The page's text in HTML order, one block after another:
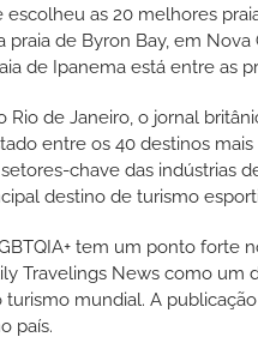
escolheu as 20 melhores
praia de Byron Bay, em
de Ipanema está entre as
Rio de Janeiro, o jornal
entre os 40 destinos
chave das indústrias
destino de turismo
tem um ponto forte
Travelings News como
turismo mundial. A
país.